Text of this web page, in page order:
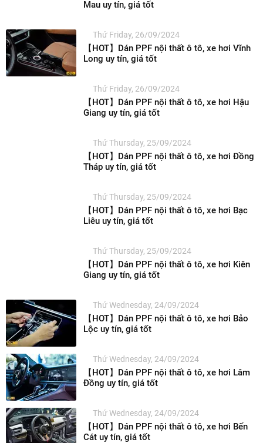
Mau uy tín, giá tốt
Thứ Friday, 26/09/2024
【HOT】Dán PPF nội thất ô tô, xe hơi Vĩnh
Long uy tín, giá tốt
Thứ Friday, 26/09/2024
【HOT】Dán PPF nội thất ô tô, xe hơi Hậu
Giang uy tín, giá tốt
Thứ Thursday, 25/09/2024
【HOT】Dán PPF nội thất ô tô, xe hơi Đồng
Tháp uy tín, giá tốt
Thứ Thursday, 25/09/2024
【HOT】Dán PPF nội thất ô tô, xe hơi Bạc
Liêu uy tín, giá tốt
Thứ Thursday, 25/09/2024
【HOT】Dán PPF nội thất ô tô, xe hơi Kiên
Giang uy tín, giá tốt
Thứ Wednesday, 24/09/2024
【HOT】Dán PPF nội thất ô tô, xe hơi Bảo
Lộc uy tín, giá tốt
Thứ Wednesday, 24/09/2024
【HOT】Dán PPF nội thất ô tô, xe hơi Lâm
Đồng uy tín, giá tốt
Thứ Wednesday, 24/09/2024
【HOT】Dán PPF nội thất ô tô, xe hơi Bến
Cát uy tín, giá tốt